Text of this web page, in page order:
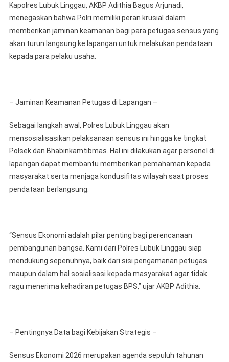
Kapolres Lubuk Linggau, AKBP Adithia Bagus Arjunadi,
menegaskan bahwa Polri memiliki peran krusial dalam
memberikan jaminan keamanan bagi para petugas sensus yang
akan turun langsung ke lapangan untuk melakukan pendataan
kepada para pelaku usaha.
– Jaminan Keamanan Petugas di Lapangan –
Sebagai langkah awal, Polres Lubuk Linggau akan
mensosialisasikan pelaksanaan sensus ini hingga ke tingkat
Polsek dan Bhabinkamtibmas. Hal ini dilakukan agar personel di
lapangan dapat membantu memberikan pemahaman kepada
masyarakat serta menjaga kondusifitas wilayah saat proses
pendataan berlangsung.
“Sensus Ekonomi adalah pilar penting bagi perencanaan
pembangunan bangsa. Kami dari Polres Lubuk Linggau siap
mendukung sepenuhnya, baik dari sisi pengamanan petugas
maupun dalam hal sosialisasi kepada masyarakat agar tidak
ragu menerima kehadiran petugas BPS,” ujar AKBP Adithia.
– Pentingnya Data bagi Kebijakan Strategis –
Sensus Ekonomi 2026 merupakan agenda sepuluh tahunan